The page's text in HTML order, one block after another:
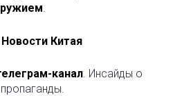
Китая
канал . Инсайды о